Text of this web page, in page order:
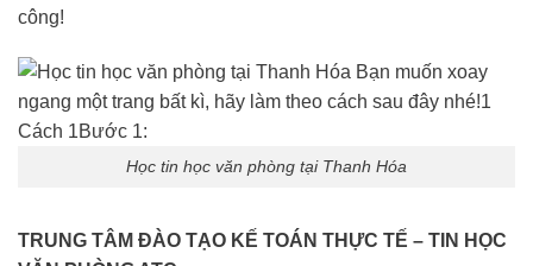
công!
Học tin học văn phòng tại Thanh Hóa
TRUNG TÂM ĐÀO TẠO KẾ TOÁN THỰC TẾ – TIN HỌC